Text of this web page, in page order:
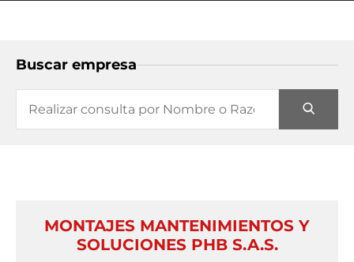
Buscar empresa
MONTAJES MANTENIMIENTOS Y
SOLUCIONES PHB S.A.S.